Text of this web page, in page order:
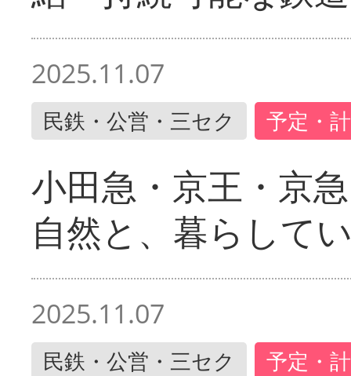
2025.11.07
民鉄・公営・三セク 予定・
小田急・京王・京
自然と、暮らして
2025.11.07
民鉄・公営・三セク 予定・